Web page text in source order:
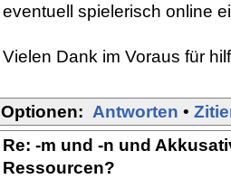
eventuell spielerisch online
Vielen Dank im Voraus für
Optionen: Antworten •
Re: -m und -n und
Ressourcen?